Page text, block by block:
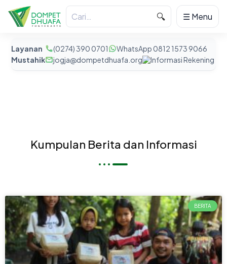
Layanan
Mustahik
(0274) 390 0701
WhatsApp 0812 1573 9066
jogja@dompetdhuafa.org
Informasi Rekening
🔍 ☰ Menu
Kumpulan Berita dan Informasi
BERITA